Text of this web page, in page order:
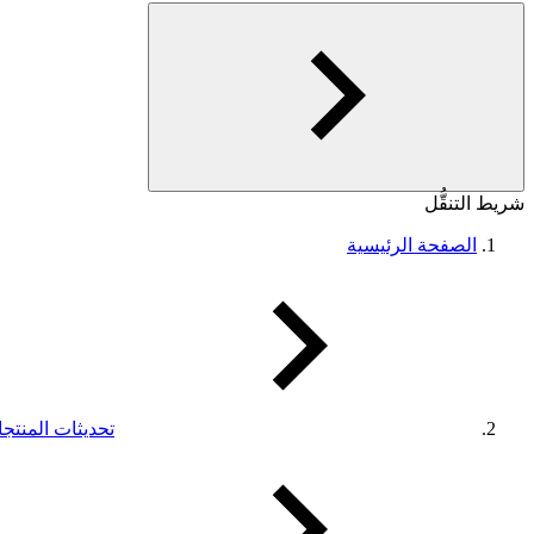
شريط التنقُّل
الصفحة الرئيسية
تحديثات